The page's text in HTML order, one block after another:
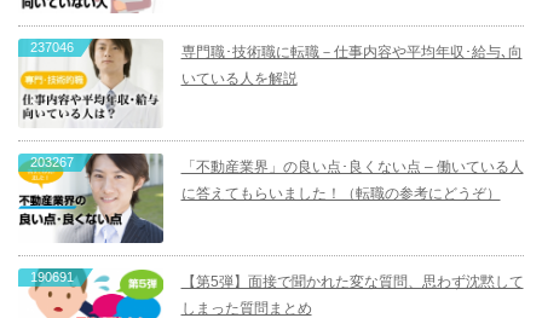
237046
専門職･技術職に転職－仕事内容や平均年収･給与､向
いている人を解説
203267
「不動産業界」の良い点･良くない点 – 働いている人
に答えてもらいました！（転職の参考にどうぞ）
190691
【第5弾】面接で聞かれた変な質問、思わず沈黙して
しまった質問まとめ